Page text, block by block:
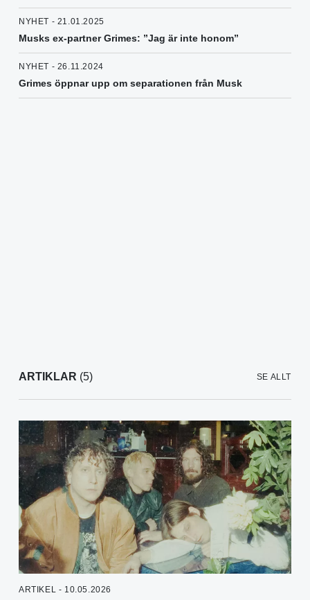
NYHET - 21.01.2025
Musks ex-partner Grimes: ”Jag är inte honom”
NYHET - 26.11.2024
Grimes öppnar upp om separationen från Musk
ARTIKLAR (5) SE ALLT
ARTIKEL - 10.05.2026